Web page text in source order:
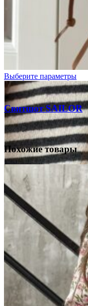
Выберите параметры
Свитшот SAILOR
5800₽
Похожие товары